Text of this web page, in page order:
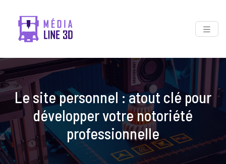
Le site personnel : atout clé pour
développer votre notoriété
professionnelle